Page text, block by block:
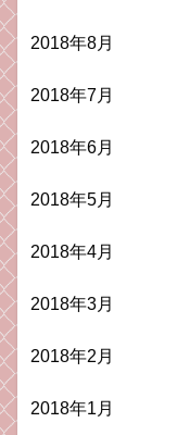
2018年8月
2018年7月
2018年6月
2018年5月
2018年4月
2018年3月
2018年2月
2018年1月